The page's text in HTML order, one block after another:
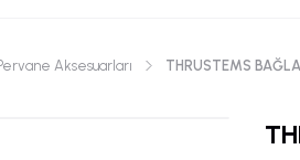
Aksesuarları THRUSTEMS